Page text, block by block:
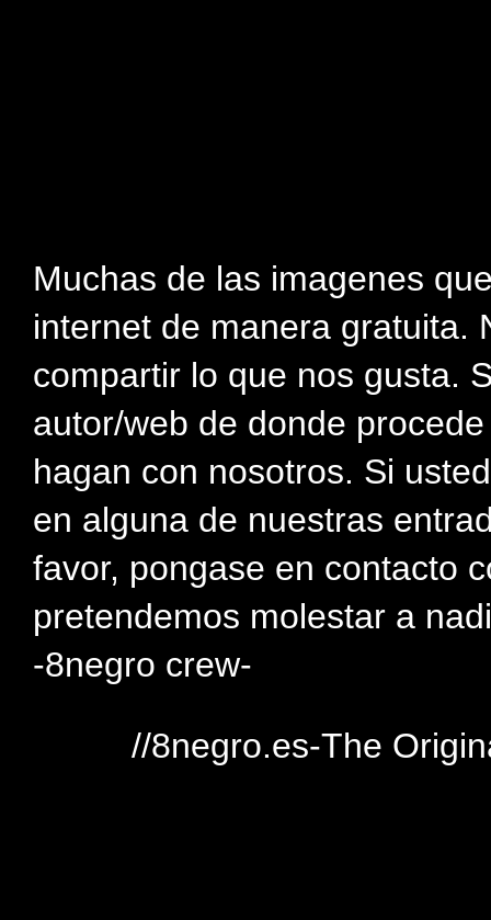
Muchas de las imagenes
internet de manera gratuita.
compartir lo que nos gusta.
autor/web de donde
hagan con nosotros. Si
en alguna de nuestras
favor, pongase en contacto
pretendemos molestar a
-8negro crew-
//8negro.es-The